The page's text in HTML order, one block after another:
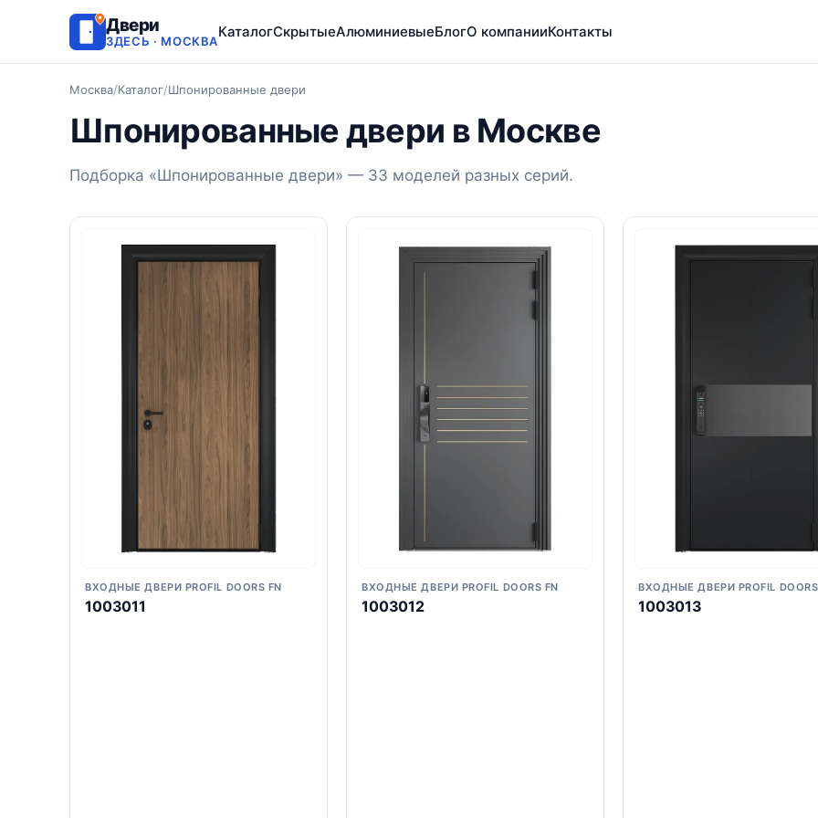
Двери
ЗДЕСЬ · МОСКВА
КаталогСкрытыеАлюминиевыеБлогО компанииКонтакты
Москва/Каталог/Шпонированные двери
Шпонированные двери в Москве
Подборка «Шпонированные двери» — 33 моделей разных серий.
ВХОДНЫЕ ДВЕРИ PROFIL DOORS FN
1003011
ВХОДНЫЕ ДВЕРИ PROFIL DOORS FN
1003012
ВХОДНЫЕ ДВЕРИ PROFIL
1003013